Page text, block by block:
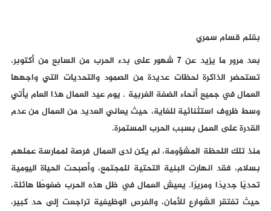
بقلم قسام سمري
بعد مرور ما يزيد عن ٧ شهور على بدء الحرب من السابع من أكتوبر،
تستحضر الذاكرة لحظات عديدة من الصمود والتحديات التي واجهها
العمال في جميع أنحاء الضفة الغربية . يوم عيد العمال هذا العام يأتي
وسط ظروف استثنائية للغاية، حيث يعاني العديد من العمال من عدم
القدرة على العمل بسبب الحرب المستمرة.
منذ تلك اللحظة المشؤومة، لم يكن لدى العمال فرصة لممارسة عملهم
بسلام، فقد انهارت البنية التحتية للمجتمع، وأصبحت الحياة اليومية
تحديًا جديدًا ومريرًا. يعيش العمال في ظل هذه الحرب ضغوطًا هائلة،
حيث تفتقر الشوارع للأمان، والفرص الوظيفية تراجعت إلى حد كبير،